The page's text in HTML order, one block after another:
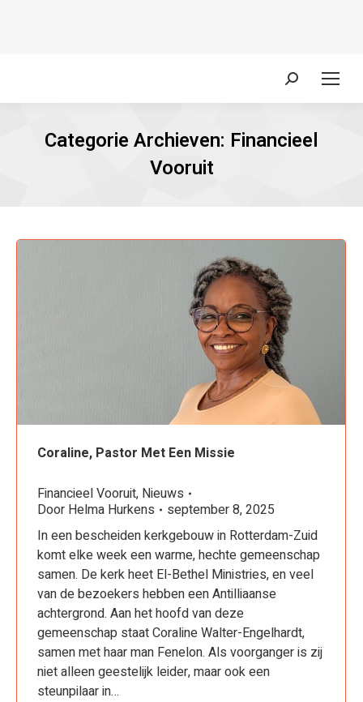
Zoeken:
Categorie Archieven: Financieel
Vooruit
Coraline, Pastor Met Een Missie
Financieel Vooruit, Nieuws
Door Helma Hurkens
september 8, 2025
In een bescheiden kerkgebouw in Rotterdam-Zuid
komt elke week een warme, hechte gemeenschap
samen. De kerk heet El-Bethel Ministries, en veel
van de bezoekers hebben een Antilliaanse
achtergrond. Aan het hoofd van deze
gemeenschap staat Coraline Walter-Engelhardt,
samen met haar man Fenelon. Als voorganger is zij
niet alleen geestelijk leider, maar ook een
steunpilaar in…